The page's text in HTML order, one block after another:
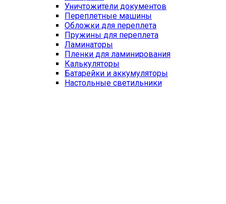
Уничтожители документов
Переплетные машины
Обложки для переплета
Пружины для переплета
Ламинаторы
Пленки для ламинирования
Калькуляторы
Батарейки и аккумуляторы
Настольные светильники